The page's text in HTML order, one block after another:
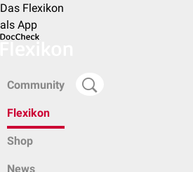
Das Flexikon
als App
Community
Flexikon
Shop
News